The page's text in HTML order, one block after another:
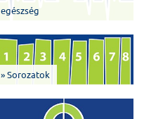
egészség
» Sorozatok